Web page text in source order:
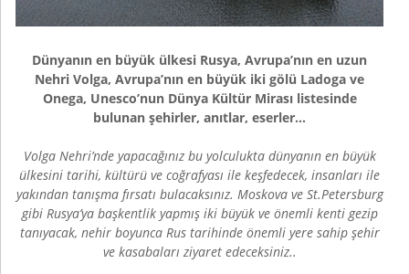
Dünyanın en büyük ülkesi Rusya, Avrupa’nın en uzun
Nehri Volga, Avrupa’nın en büyük iki gölü Ladoga ve
Onega, Unesco’nun Dünya Kültür Mirası listesinde
bulunan şehirler, anıtlar, eserler…
Volga Nehri’nde yapacağınız bu yolculukta dünyanın en büyük
ülkesini tarihi, kültürü ve coğrafyası ile keşfedecek, insanları ile
yakından tanışma fırsatı bulacaksınız. Moskova ve St.Petersburg
gibi Rusya’ya başkentlik yapmış iki büyük ve önemli kenti gezip
tanıyacak, nehir boyunca Rus tarihinde önemli yere sahip şehir
ve kasabaları ziyaret edeceksiniz..